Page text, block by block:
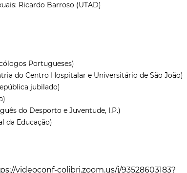
Ricardo Barroso (UTAD)
Portugueses)
do Centro Hospitalar e Universitário de São João)
jubilado)
do Desporto e Juventude, I.P.)
da Educação)
videoconf-colibri.zoom.us/j/93528603183?